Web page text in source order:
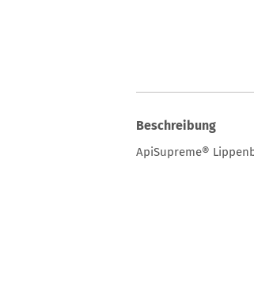
Beschreibung
ApiSupreme®